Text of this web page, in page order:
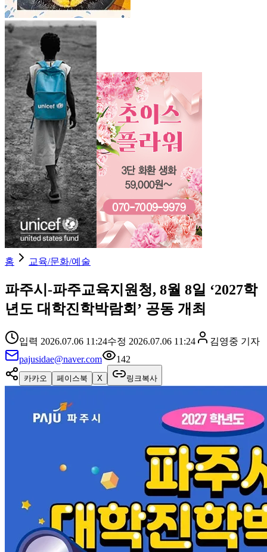
홈 교육/문화/예술
파주시-파주교육지원청, 8월 8일 ‘2027학
년도 대학진학박람회’ 공동 개최
입력 2026.07.06 11:24수정 2026.07.06 11:24 김영중 기자
pajusidae@naver.com
142
카카오 페이스북 X 링크복사